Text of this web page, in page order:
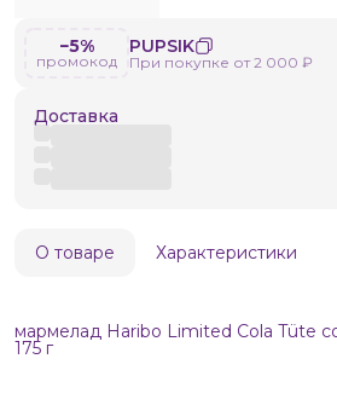
−5%
промокод
PUPSIK
При покупке от 2 000 ₽
Доставка
О товаре Характеристики
мармелад Haribo Limited Cola Tüte
175 г